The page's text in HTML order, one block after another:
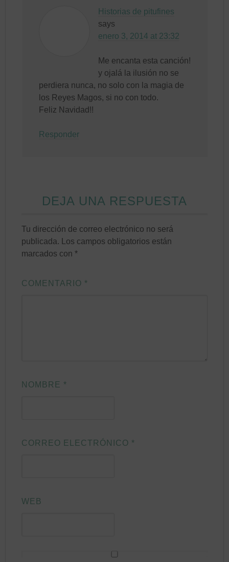
Historias de pitufines
says
enero 3, 2014 at 23:32
Me encanta esta canción!
y ojalá la ilusión no se
perdiera nunca, no solo con la magia de
los Reyes Magos, si no con todo.
Feliz Navidad!!
Responder
DEJA UNA RESPUESTA
Tu dirección de correo electrónico no será
publicada.
Los campos obligatorios están
marcados con*
COMENTARIO *
NOMBRE *
CORREO ELECTRÓNICO *
WEB